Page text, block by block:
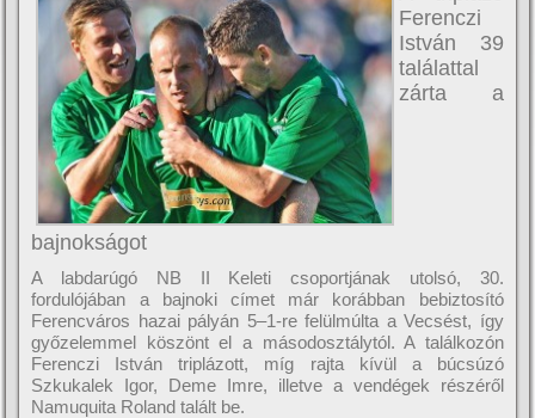
Ferenczi
István 39
találattal
zárta a
bajnokságot
A labdarúgó NB II Keleti csoportjának utolsó, 30.
fordulójában a bajnoki cí­met már korábban bebiztosí­tó
Ferencváros hazai pályán 5–1-re felülmúlta a Vecsést, í­gy
győzelemmel köszönt el a másodosztálytól. A találkozón
Ferenczi István triplázott, mí­g rajta kí­vül a búcsúzó
Szkukalek Igor, Deme Imre, illetve a vendégek részéről
Namuquita Roland talált be.